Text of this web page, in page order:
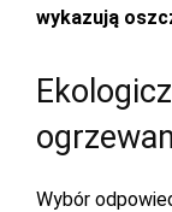
wykazują
Wybór